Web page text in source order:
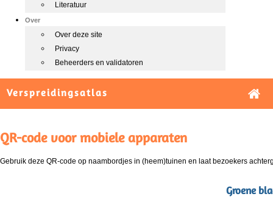
Literatuur
Over
Over deze site
Privacy
Beheerders en validatoren
Verspreidingsatlas
QR-code voor mobiele apparaten
Gebruik deze QR-code op naambordjes in (heem)tuinen en laat bezoekers
Groene